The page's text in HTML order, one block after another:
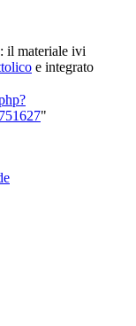
: il materiale ivi
e integrato
"